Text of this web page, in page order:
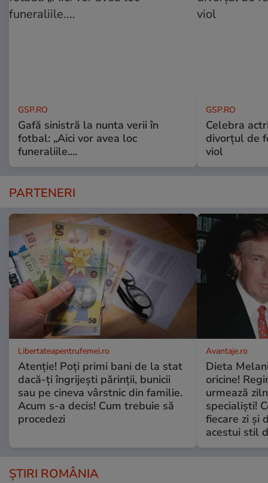
GSP.RO
Gafă sinistră la nunta verii în
fotbal: „Aici vor avea loc
funeraliile....
GSP.RO
Celebra
divorțul de
viol
PARTENERI
Libertateapentrufemei.ro
Atenție! Poți primi bani de la stat
dacă-ți îngrijești părinții, bunicii
sau pe cineva vârstnic din familie.
Acum s-a decis! Cum trebuie să
procedezi
Avantaje.ro
Dieta
oricine!
urmează
specialiști!
fiecare zi și
acestui stil
ȘTIRI ROMÂNIA